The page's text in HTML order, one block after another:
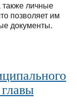
также личные
позволяет им
документы.